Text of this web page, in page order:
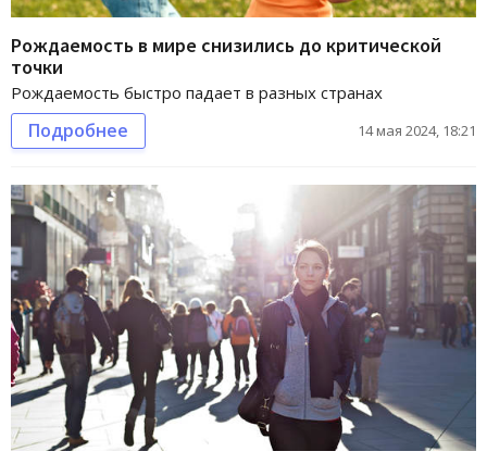
Рождаемость в мире снизились до критической
точки
Рождаемость быстро падает в разных странах
Подробнее 14 мая 2024, 18:21